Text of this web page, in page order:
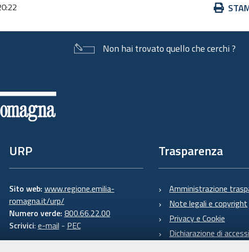
Azioni
documento
Non hai trovato quello che cerchi ?
URP
Sito web: www.regione.emilia-
romagna.it/urp/
Numero verde: 800.66.22.00
Scrivici: e-mail - PEC
Trasparenza
Amministrazione
Note legali e copyright
Privacy e Cookie
Dichiarazione di